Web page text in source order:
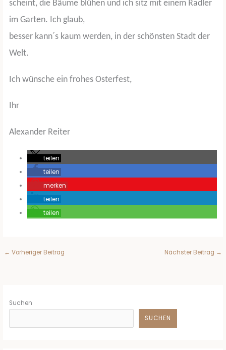
scheint, die Bäume blühen und ich sitz mit einem Radler
im Garten. Ich glaub,
besser kann´s kaum werden, in der schönsten Stadt der
Welt.
Ich wünsche ein frohes Osterfest,
Ihr
Alexander Reiter
teilen
teilen
merken
teilen
teilen
← Vorheriger Beitrag Nächster Beitrag →
Suchen
SUCHEN